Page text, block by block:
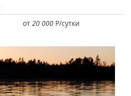
от 20 000 Р/сутки